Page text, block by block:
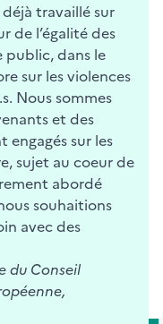
travaillé sur
de l’égalité des
public, dans le
sur les violences
Nous sommes
et des
sur les
sujet au coeur de
abordé
souhaitions
avec des
du Conseil